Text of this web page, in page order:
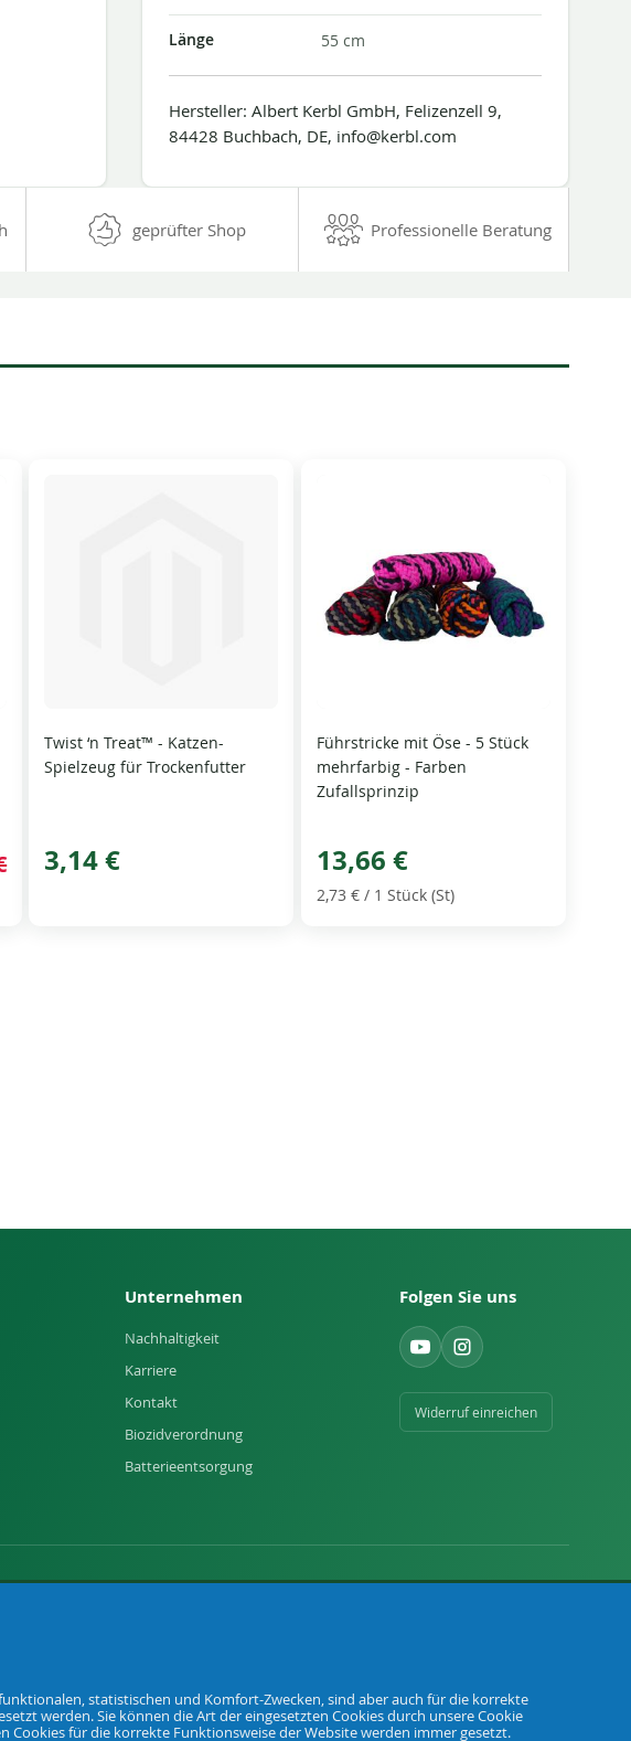
Länge 55 cm
Hersteller: Albert Kerbl GmbH, Felizenzell 9,
84428 Buchbach, DE, info@kerbl.com
geprüfter Shop Professionelle Beratung
Twist ‘n Treat™ - Katzen-
Spielzeug für Trockenfutter
3,14 €
Führstricke mit Öse - 5 Stück
mehrfarbig - Farben
Zufallsprinzip
13,66 €
2,73 €/ 1 Stück (St)
Unternehmen
Nachhaltigkeit
Karriere
Kontakt
Biozidverordnung
Batterieentsorgung
Folgen Sie uns
Widerruf einreichen
AGBDatenschutzWiderrufsbelehrungImpressum
statistischen und Komfort-Zwecken, sind aber auch für die korrekte
werden. Sie können die Art der eingesetzten Cookies durch unsere Cookie
für die korrekte Funktionsweise der Website werden immer gesetzt.